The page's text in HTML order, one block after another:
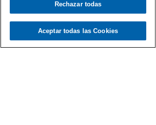
Rechazar todas
Aceptar todas las Cookies